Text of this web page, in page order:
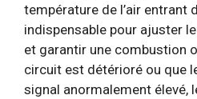
température de l’air entrant
indispensable pour ajuster
et garantir une combustion
circuit est détérioré ou que
signal anormalement élevé,